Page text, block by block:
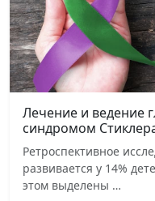
Лечение и ведение
синдромом
Ретроспективное
развивается у 14%
этом выделены …